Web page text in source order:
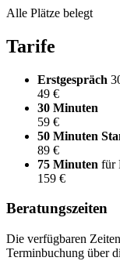
Alle Plätze belegt
Tarife
Erstgespräch
49 €
30 Minuten
59 €
50 Minuten
89 €
75 Minuten für
159 €
Beratungszeiten
Die verfügbaren
Terminbuchung über